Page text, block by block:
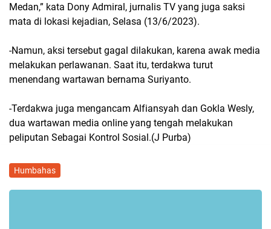
Medan,” kata Dony Admiral, jurnalis TV yang juga saksi
mata di lokasi kejadian, Selasa (13/6/2023).
-Namun, aksi tersebut gagal dilakukan, karena awak media
melakukan perlawanan. Saat itu, terdakwa turut
menendang wartawan bernama Suriyanto.
-Terdakwa juga mengancam Alfiansyah dan Gokla Wesly,
dua wartawan media online yang tengah melakukan
peliputan Sebagai Kontrol Sosial.(J Purba)
Humbahas